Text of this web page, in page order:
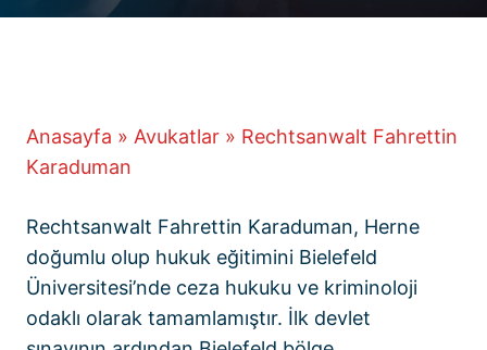
Anasayfa » Avukatlar » Rechtsanwalt Fahrettin
Karaduman
Rechtsanwalt Fahrettin Karaduman, Herne
doğumlu olup hukuk eğitimini Bielefeld
Üniversitesi’nde ceza hukuku ve kriminoloji
odaklı olarak tamamlamıştır. İlk devlet